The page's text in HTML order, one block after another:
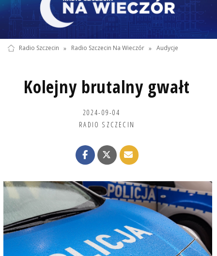
Radio Szczecin » Radio Szczecin Na Wieczór » Audycje
Kolejny brutalny gwałt
2024-09-04
RADIO SZCZECIN